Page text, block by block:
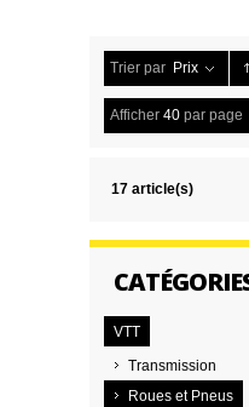
Trier par Prix
Afficher 40 par page
17 article(s)
VTT
Transmission
Roues et Pneus